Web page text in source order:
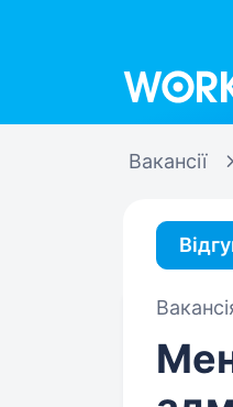
Вакансії